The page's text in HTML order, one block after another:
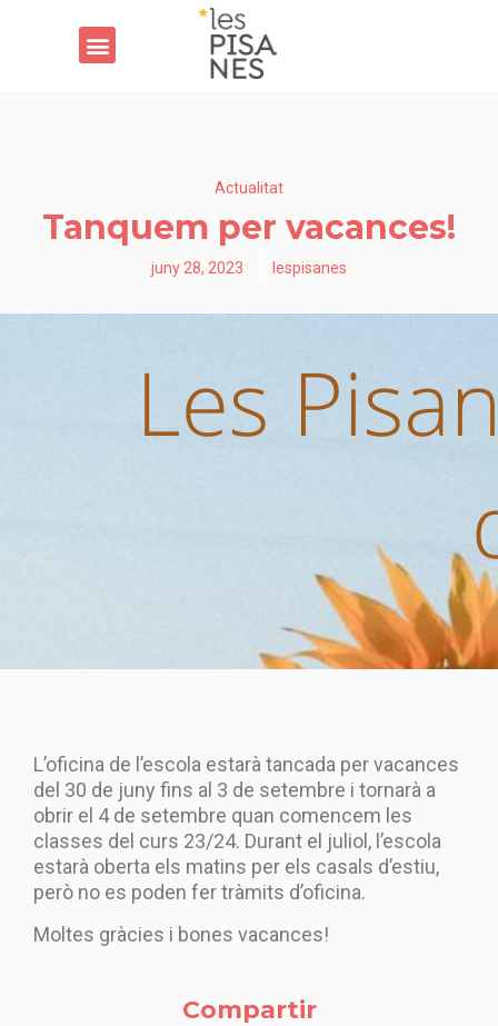
Actualitat
Tanquem per vacances!
juny 28, 2023 lespisanes
L’oficina de l’escola estarà tancada per vacances
del 30 de juny fins al 3 de setembre i tornarà a
obrir el 4 de setembre quan comencem les
classes del curs 23/24. Durant el juliol, l’escola
estarà oberta els matins per els casals d’estiu,
però no es poden fer tràmits d’oficina.
Moltes gràcies i bones vacances!
Compartir